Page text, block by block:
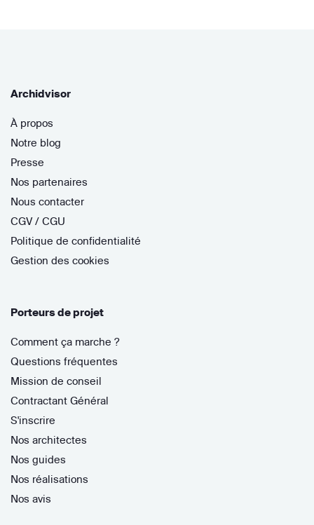
Archidvisor
À propos
Notre blog
Presse
Nos partenaires
Nous contacter
CGV / CGU
Politique de confidentialité
Gestion des cookies
Porteurs de projet
Comment ça marche ?
Questions fréquentes
Mission de conseil
Contractant Général
S'inscrire
Nos architectes
Nos guides
Nos réalisations
Nos avis